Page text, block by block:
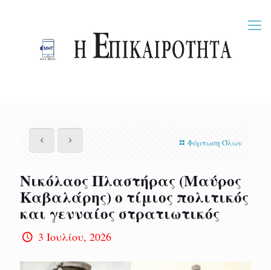
Φόρτωση Όλων
Νικόλαος Πλαστήρας (Μαύρος
Καβαλάρης) ο τίμιος πολιτικός
και γενναίος στρατιωτικός
3 Ιουλίου, 2026